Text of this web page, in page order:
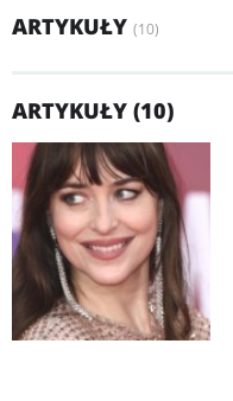
ARTYKUŁY (10)
ARTYKUŁY (10)